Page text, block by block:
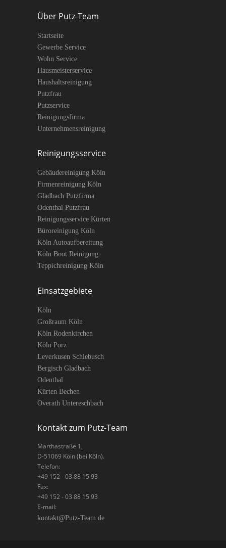
Über Putz-Team
Startseite
Gewerbe Service
Wohn Service
Hausmeisterservice
Haushaltsreinigung
Putzfrau
Putzservice
Reinigungsfirma
Unternehmensreinigung
Reinigungsservice
Gebäudereinigung Köln
Firmenreinigung Köln
Gladbach Putzfirma
Odenthal Putzfrau
Reinigungsservice Kürten
Büroreinigung Köln
Köln Autoaufbereitung
Köln Boot Reinigung
Teppichreinigung Köln
Einsatzgebiete
Köln
Großraum Köln
Köln Rodenkirchen
Köln Porz
Leverkusen Schlebusch
Bergisch Gladbach
Odenthal
Kürten Bechen
Overath Untereschbach
Kontakt zum Putz-Team
Marthastraße 1 ,
D-51069 Köln(bei Köln).
Telefon:
+49 152 - 03 88 15 93
Fax:
+49 152 - 03 88 15 93
E-mail:
kontakt@Putz-Team.de